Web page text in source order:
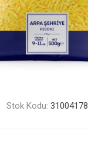
Stok Kodu: 31004178